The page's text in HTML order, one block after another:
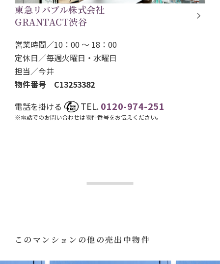
東急リバブル株式会社
GRANTACT渋谷
営業時間／10：00 ～ 18：00
定休日／毎週火曜日・水曜日
担当／今井
物件番号 C13253382
電話を掛ける
TEL.0120-974-251
※電話でのお問い合わせは物件番号をお伝えください。
このマンションの他の売出中物件